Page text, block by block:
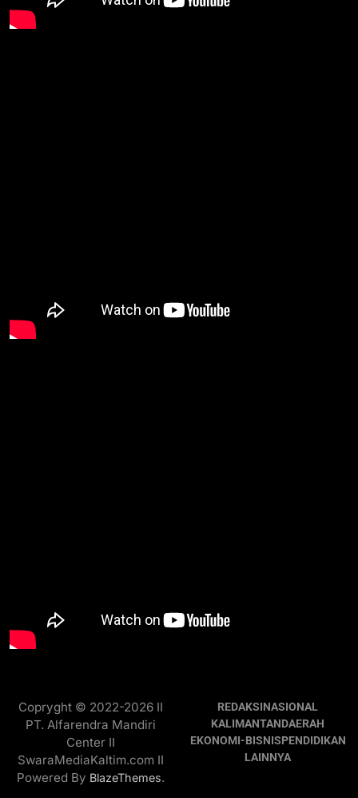
Copryght © 2022-2026 II
PT. Alfarendra Mandiri
Center II
SwaraMediaKaltim.com II
Powered By BlazeThemes.
REDAKSINASIONAL
KALIMANTANDAERAH
EKONOMI-BISNISPENDIDIKAN
LAINNYA